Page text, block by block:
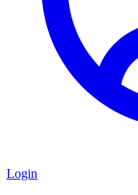
Login